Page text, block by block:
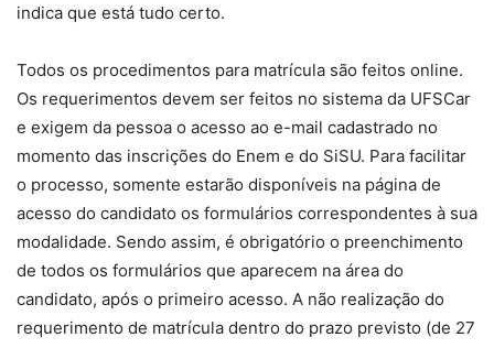
indica que está tudo certo.
Todos os procedimentos para matrícula são feitos online.
Os requerimentos devem ser feitos no sistema da UFSCar
e exigem da pessoa o acesso ao e-mail cadastrado no
momento das inscrições do Enem e do SiSU. Para facilitar
o processo, somente estarão disponíveis na página de
acesso do candidato os formulários correspondentes à sua
modalidade. Sendo assim, é obrigatório o preenchimento
de todos os formulários que aparecem na área do
candidato, após o primeiro acesso. A não realização do
requerimento de matrícula dentro do prazo previsto (de 27